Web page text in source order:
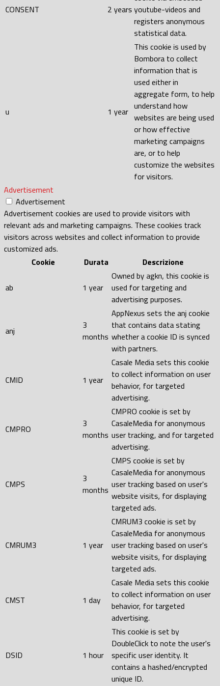
CONSENT 2 years youtube-videos and
registers anonymous
statistical data.
u 1 year
This cookie is used by
Bombora to collect
information that is
used either in
aggregate form, to help
understand how
websites are being used
or how effective
marketing campaigns
are, or to help
customize the websites
for visitors.
Advertisement
Advertisement
Advertisement cookies are used to provide visitors with
relevant ads and marketing campaigns. These cookies track
visitors across websites and collect information to provide
customized ads.
Cookie
Durata Descrizione
ab 1 year
Owned by agkn, this cookie is
used for targeting and
advertising purposes.
anj
3
months
AppNexus sets the anj cookie
that contains data stating
whether a cookie ID is synced
with partners.
CMID 1 year
Casale Media sets this cookie
to collect information on user
behavior, for targeted
advertising.
CMPRO
3
months
CMPRO cookie is set by
CasaleMedia for anonymous
user tracking, and for targeted
advertising.
CMPS
3
months
CMPS cookie is set by
CasaleMedia for anonymous
user tracking based on user's
website visits, for displaying
targeted ads.
CMRUM3 1 year
CMRUM3 cookie is set by
CasaleMedia for anonymous
user tracking based on user's
website visits, for displaying
targeted ads.
CMST 1 day
Casale Media sets this cookie
to collect information on user
behavior, for targeted
advertising.
DSID 1 hour
This cookie is set by
DoubleClick to note the user's
specific user identity. It
contains a hashed/encrypted
unique ID.